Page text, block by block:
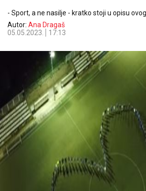
- Sport, a ne nasilje - kratko stoji u opisu
Autor: Ana Dragaš
05.05.2023.
17:13